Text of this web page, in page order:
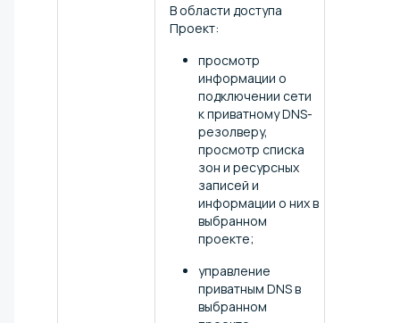
В области доступа
Проект:
просмотр
информации о
подключении сети
к приватному DNS-
резолверу,
просмотр списка
зон и ресурсных
записей и
информации о них в
выбранном
проекте;
управление
приватным DNS в
выбранном